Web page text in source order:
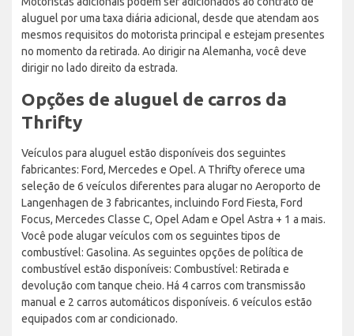
aluguel por uma taxa diária adicional, desde que atendam aos
mesmos requisitos do motorista principal e estejam presentes
no momento da retirada. Ao dirigir na Alemanha, você deve
dirigir no lado direito da estrada.
Opções de aluguel de carros da
Thrifty
Veículos para aluguel estão disponíveis dos seguintes
fabricantes: Ford, Mercedes e Opel. A Thrifty oferece uma
seleção de 6 veículos diferentes para alugar no Aeroporto de
Langenhagen de 3 fabricantes, incluindo Ford Fiesta, Ford
Focus, Mercedes Classe C, Opel Adam e Opel Astra + 1 a mais.
Você pode alugar veículos com os seguintes tipos de
combustível: Gasolina. As seguintes opções de política de
combustível estão disponíveis: Combustível: Retirada e
devolução com tanque cheio. Há 4 carros com transmissão
manual e 2 carros automáticos disponíveis. 6 veículos estão
equipados com ar condicionado.